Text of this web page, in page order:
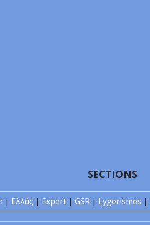
SECTIONS
| Ελλάς | Expert | GSR | Lygerismes |